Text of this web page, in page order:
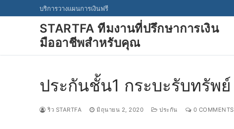
to
บริการวางแผนการเงินฟรี
STARTFA ทีมงานที่ปรึกษาการเงิน
มืออาชีพสำหรับคุณ
ประกันชั้น1 กระบะรับทรัพย์
ริว STARTFA มิถุนายน 2, 2020 ประกัน 0 COMMENTS